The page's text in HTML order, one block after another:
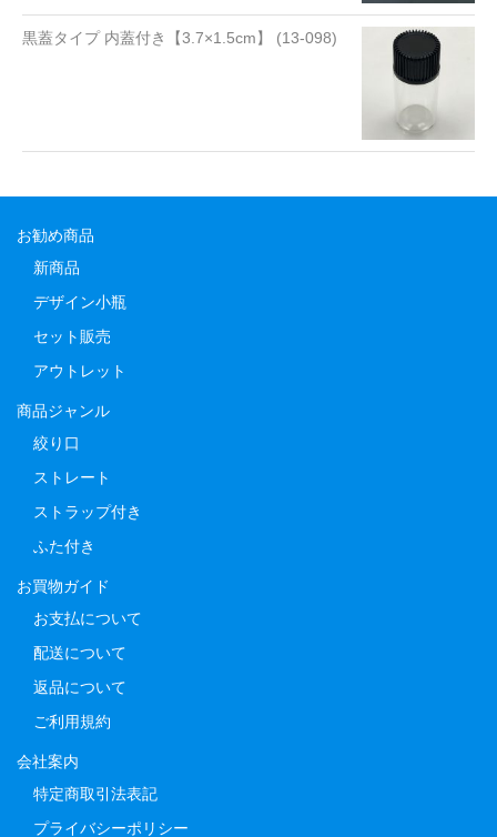
黒蓋タイプ 内蓋付き【3.7×1.5cm】 (13-098)
お勧め商品
新商品
デザイン小瓶
セット販売
アウトレット
商品ジャンル
絞り口
ストレート
ストラップ付き
ふた付き
お買物ガイド
お支払について
配送について
返品について
ご利用規約
会社案内
特定商取引法表記
プライバシーポリシー